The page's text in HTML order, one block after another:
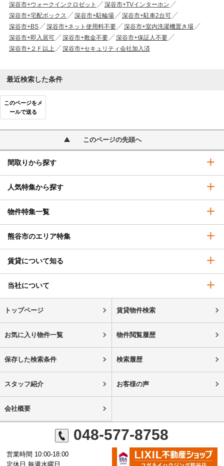
深谷市+ウォークインクロゼット
深谷市+TVインターホン
深谷市+宅配ボックス
深谷市+駐輪場
深谷市+駐車2台可
深谷市+BS
深谷市+ネット使用料不要
深谷市+室内洗濯機置き場
深谷市+即入居可
深谷市+敷金不要
深谷市+保証人不要
深谷市+２Ｆ以上
深谷市+セキュリティ会社加入済
最近検索した条件
このページをメ
ールで送る
このページの先頭へ
間取りから探す
人気特集から探す
物件特集一覧
熊谷市のエリア特集
賃貸について知る
当社について
トップページ 賃貸物件検索
お気に入り物件一覧 物件閲覧履歴
保存した検索条件 検索履歴
スタッフ紹介 お客様の声
会社概要
048-577-8758
営業時間 10:00-18:00
定休日 毎週水曜日